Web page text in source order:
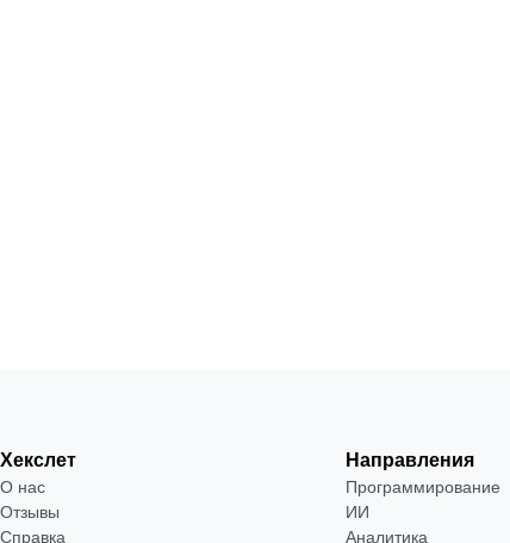
Хекслет
О нас
Отзывы
Справка
Направления
Программирование
ИИ
Аналитика